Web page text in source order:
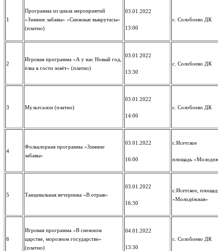
1
Программа из цикла мероприятий
«Зимние забавы» «Снежные выкрутасы»
(платно)
03.01.2022
13:00
с. Солобоево ДК
2
Игровая программа «А у нас Новый год,
ёлка в гости зовёт» (платно)
03.01.2022
13:30
с. Солобоево ДК
3 Мультсалон (платно)
03.01.2022
14:00
с. Солобоево ДК
4
Фольклорная программа «Зимние
забавы»
03.01.2022
16:00
с.Исетское
площадь
5 Танцевальная вечеринка «В отрыв»
03.01.2022
16:30
с.Исетское,
«Молодёжная»
6
Игровая программа «В снежном
царстве, морозном государстве»
(платно)
04.01.2022
13:30
с. Солобоево ДК